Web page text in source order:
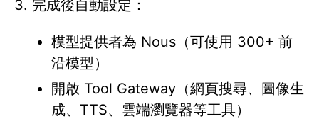
3. 完成後自動設定：
模型提供者為 Nous（可使用 300+ 前
沿模型）
開啟 Tool Gateway（網頁搜尋、圖像生
成、TTS、雲端瀏覽器等工具）